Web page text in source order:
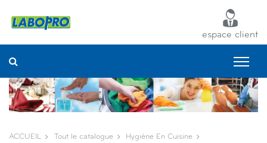
espace client
ACCUEIL Tout le catalogue Hygiène En Cuisine